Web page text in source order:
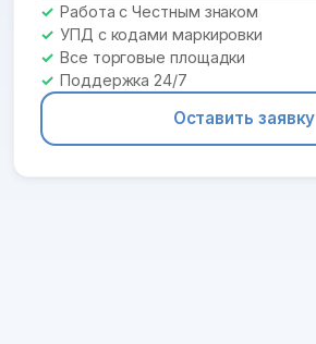
Работа с Честным знаком
УПД с кодами маркировки
Все торговые площадки
Поддержка 24/7
Оставить заявку